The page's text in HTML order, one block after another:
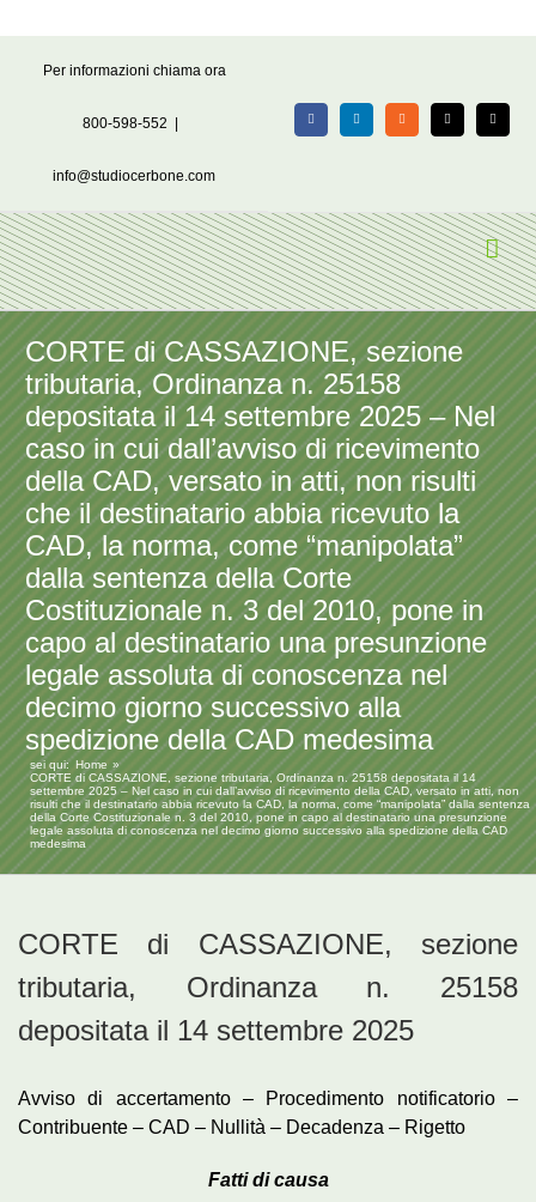
Per informazioni chiama ora
800-598-552
info@studiocerbone.com
FacebookLinkedIn Rss X Email
CORTE di CASSAZIONE, sezione
tributaria, Ordinanza n. 25158
depositata il 14 settembre 2025 – Nel
caso in cui dall’avviso di ricevimento
della CAD, versato in atti, non risulti
che il destinatario abbia ricevuto la
CAD, la norma, come “manipolata”
dalla sentenza della Corte
Costituzionale n. 3 del 2010, pone in
capo al destinatario una presunzione
legale assoluta di conoscenza nel
decimo giorno successivo alla
spedizione della CAD medesima
sei qui: Home
CORTE di CASSAZIONE, sezione tributaria, Ordinanza n. 25158 depositata il 14
settembre 2025 – Nel caso in cui dall’avviso di ricevimento della CAD, versato in atti, non
risulti che il destinatario abbia ricevuto la CAD, la norma, come “manipolata” dalla sentenza
della Corte Costituzionale n. 3 del 2010, pone in capo al destinatario una presunzione
legale assoluta di conoscenza nel decimo giorno successivo alla spedizione della CAD
medesima
CORTE di CASSAZIONE, sezione
tributaria, Ordinanza n. 25158
depositata il 14 settembre 2025
Avviso di accertamento – Procedimento notificatorio –
Contribuente – CAD – Nullità – Decadenza – Rigetto
Fatti di causa